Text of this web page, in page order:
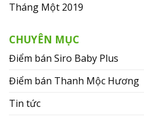
Tháng Một 2019
CHUYÊN MỤC
Điểm bán Siro Baby Plus
Điểm bán Thanh Mộc Hương
Tin tức